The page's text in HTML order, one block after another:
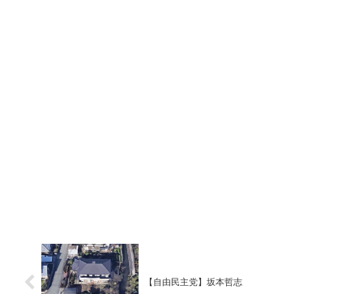
【自由民主党】坂本哲志